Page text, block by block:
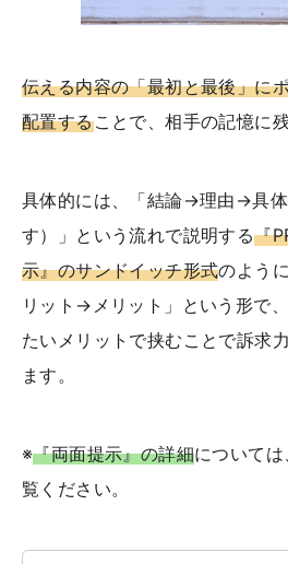
伝える内容の「最初と最後」に
配置することで、相手の記憶に
具体的には、「結論→理由→具
す）」という流れで説明する『
示』のサンドイッチ形式のよう
リット→メリット」という形で
たいメリットで挟むことで訴求
ます。
※『両面提示』の詳細について
覧ください。